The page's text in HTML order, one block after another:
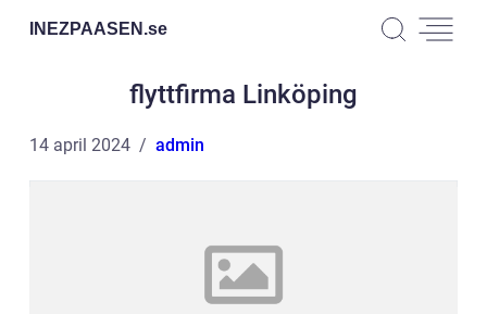
INEZPAASEN.se
flyttfirma Linköping
14 april 2024 admin